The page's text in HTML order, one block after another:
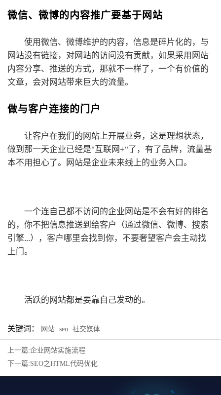
微信、微博的内容推广要基于网站
使用微信、微博维护的内容，信息是碎片化的，与
网站没有链接，对网站的访问没有贡献，如果采用网站
内容分享、推送的方式，那就不一样了，一个有价值的
文章，会对网站带来巨大的流量。
做与客户连接的门户
让客户在我们的网站上开展业务，这是理想状态，
做到那一天企业已经是"互联网+"了，有了品牌，流量基
本不用担心了。网站是企业未来线上的业务入口。
一个连自己都不访问的企业网站是不会有好的排名
的，你不把信息推送到给客户（通过微信、微博、搜索
引擎...），客户哪里会找到你，不要奢望客户会主动找
上门。
活跃的网站都是要靠自己发动的。
关键词： 网站 seo 社交媒体
上一篇:企业网站实施流程
下一篇:SEO之HTML代码优化